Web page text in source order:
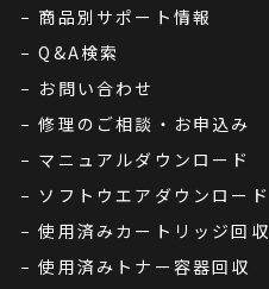
商品別サポート情報
Q&A検索
お問い合わせ
修理のご相談・お申込み
マニュアルダウンロード
ソフトウエアダウンロード
使用済みカートリッジ回収
使用済みトナー容器回収